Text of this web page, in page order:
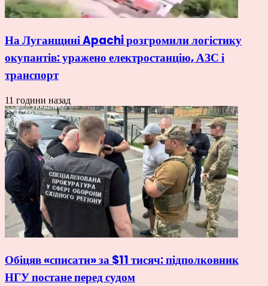
На Луганщині Apachi розгромили логістику
окупантів: уражено електростанцію, АЗС і
транспорт
11 години назад
Обіцяв «списати» за $11 тисяч: підполковник
НГУ постане перед судом